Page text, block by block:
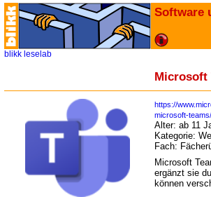
Software
blikk leselab
Microsoft
https://
microsoft-
Alter: ab 11
Kategorie:
Fach:
Microsoft
ergänzt sie
können